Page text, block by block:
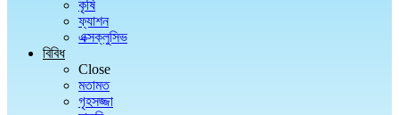
কৃষি
ফ্যাশন
এক্সক্লুসিভ
বিবিধ
Close
মতামত
গৃহসজ্জা